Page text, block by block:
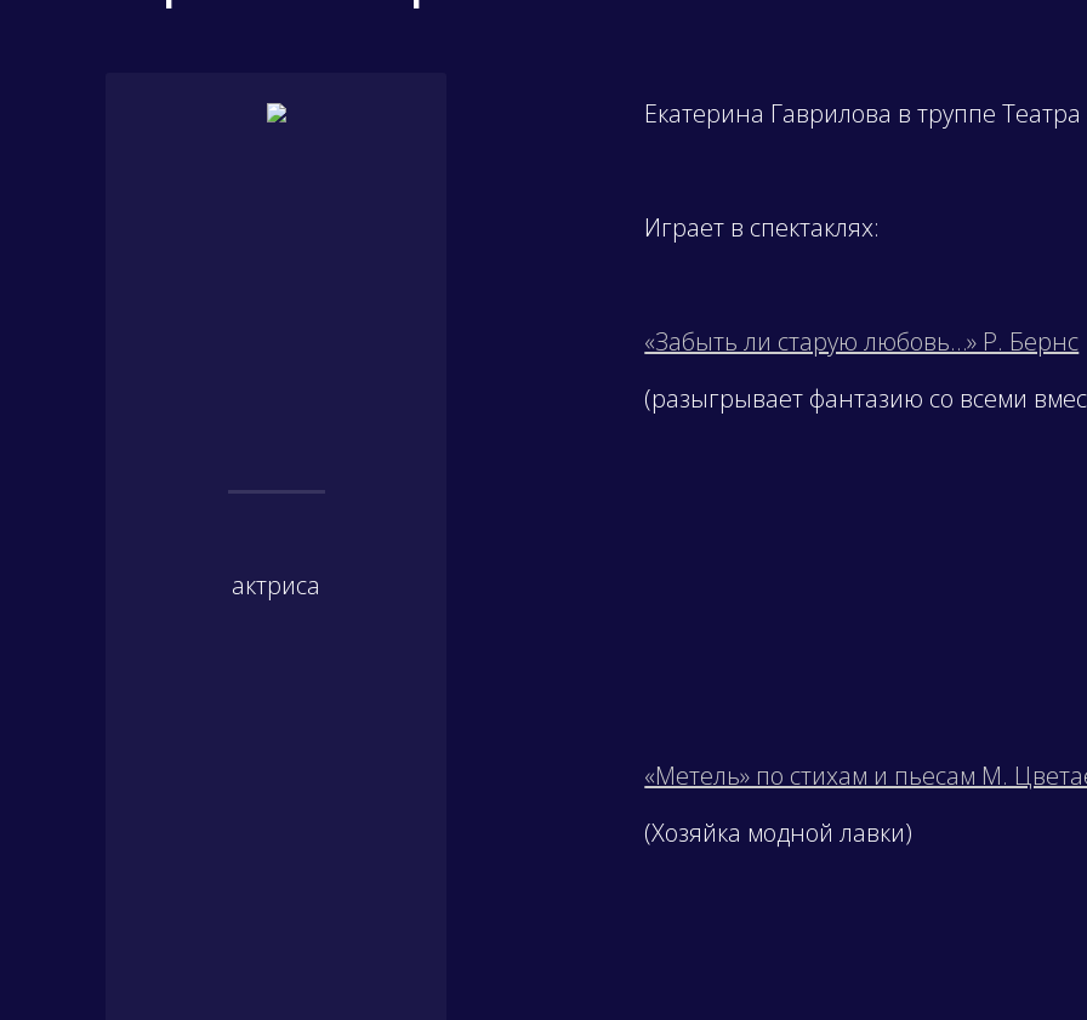
Екатерина Гаврилова в труппе Театра
Играет в спектаклях:
«Забыть ли старую любовь…» Р. Бернс
(разыгрывает фантазию со всеми
«Метель» по стихам и пьесам М.
(Хозяйка модной лавки)
актриса